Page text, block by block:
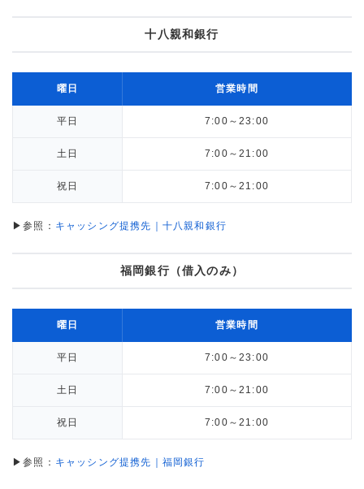
十八親和銀行
曜日 営業時間
平日 7:00～23:00
土日 7:00～21:00
祝日 7:00～21:00
▶参照： キャッシング提携先｜十八親和銀行
福岡銀行（借入のみ）
曜日 営業時間
平日 7:00～23:00
土日 7:00～21:00
祝日 7:00～21:00
▶参照： キャッシング提携先｜福岡銀行